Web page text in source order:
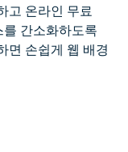
고 온라인 무료
를 간소화하도록
면 손쉽게 웹 배경